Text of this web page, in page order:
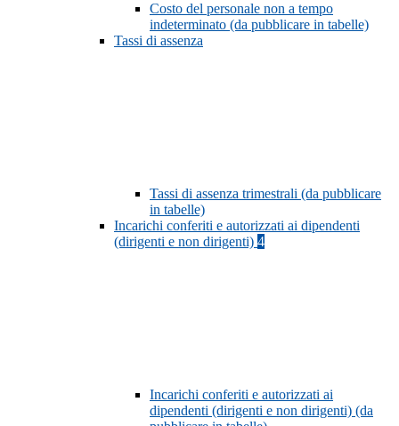
Costo del personale non a tempo
indeterminato (da pubblicare in tabelle)
Tassi di assenza
Tassi di assenza trimestrali (da pubblicare
in tabelle)
Incarichi conferiti e autorizzati ai dipendenti
(dirigenti e non dirigenti) 4
Incarichi conferiti e autorizzati ai
dipendenti (dirigenti e non dirigenti) (da